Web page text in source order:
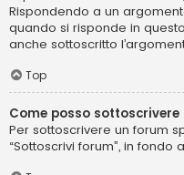
Rispondendo a un
quando si risponde in
anche sottoscritto
Top
Come posso
Per sottoscrivere un forum
“Sottoscrivi forum”, in